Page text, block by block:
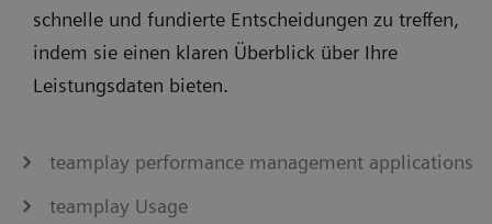
schnelle und fundierte Entscheidungen zu treffen,
indem sie einen klaren Überblick über Ihre
Leistungsdaten bieten.
teamplay performance management applications
teamplay Usage